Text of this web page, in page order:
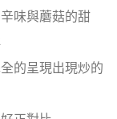
味與蘑菇的甜
的呈現出現炒的